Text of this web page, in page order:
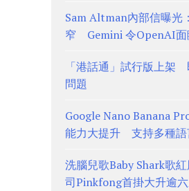
Sam Altman內部信曝光
窄 Gemini 令OpenAI面
「港話通」試行版上架
問題
Google Nano Banana
能力大提升 支持多種語
洗腦兒歌Baby Shark歌
司Pinkfong首掛大升逾